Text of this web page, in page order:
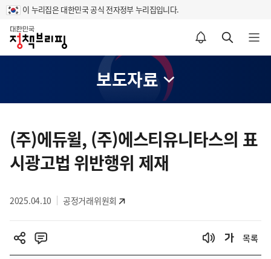
이 누리집은 대한민국 공식 전자정부 누리집입니다.
홈
알림설정 바로가기 검색 바로가기 메뉴 열기
보도자료
텐
츠
영
(주)에듀윌, (주)에스티유니타스의 표
시광고법 위반행위 제재
2025.04.10 공정거래위원회
목록